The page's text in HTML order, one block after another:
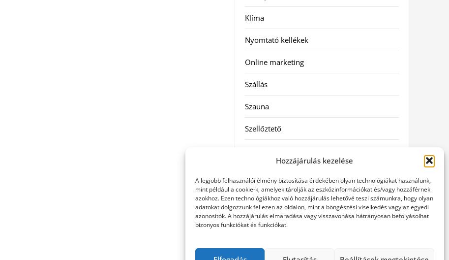
Hozzájárulás kezelése
A legjobb felhasználói élmény biztosítása érdekében olyan technológiákat használunk,
mint például a cookie-k, amelyek tárolják az eszközinformációkat és/vagy hozzáférnek
azokhoz. Ezen technológiákhoz való hozzájárulás lehetővé teszi számunkra, hogy olyan
adatokat dolgozzunk fel ezen az oldalon, mint a böngészési viselkedés vagy az egyedi
azonosítók. A hozzájárulás elmaradása vagy visszavonása hátrányosan befolyásolhat
bizonyos funkciókat és funkciókat.
Klíma
Nyomtató kellékek
Online marketing
Szállás
Szauna
Szellőztető
Utazás
Vásárlás